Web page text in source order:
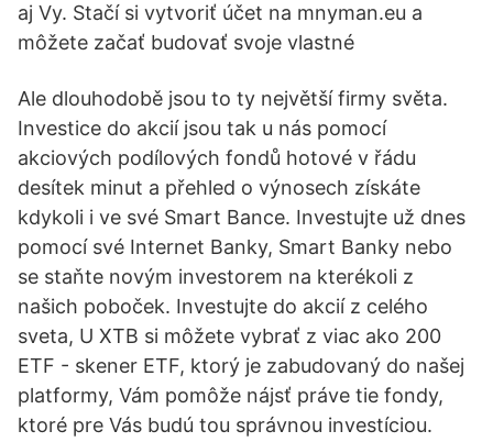
aj Vy. Stačí si vytvoriť účet na mnyman.eu a
môžete začať budovať svoje vlastné
Ale dlouhodobě jsou to ty největší firmy světa.
Investice do akcií jsou tak u nás pomocí
akciových podílových fondů hotové v řádu
desítek minut a přehled o výnosech získáte
kdykoli i ve své Smart Bance. Investujte už dnes
pomocí své Internet Banky, Smart Banky nebo
se staňte novým investorem na kterékoli z
našich poboček. Investujte do akcií z celého
sveta, U XTB si môžete vybrať z viac ako 200
ETF - skener ETF, ktorý je zabudovaný do našej
platformy, Vám pomôže nájsť práve tie fondy,
ktoré pre Vás budú tou správnou investíciou.